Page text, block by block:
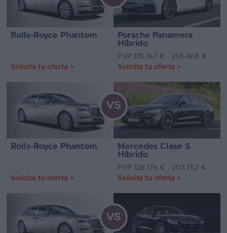
Rolls-Royce Phantom
Porsche Panamera
Híbrido
PVP 135.167 € - 258.468 €
Solicita tu oferta > Solicita tu oferta >
Rolls-Royce Phantom
Mercedes Clase S
Híbrido
VS
PVP 128.179 € - 203.752 €
Solicita tu oferta > Solicita tu oferta >
VS